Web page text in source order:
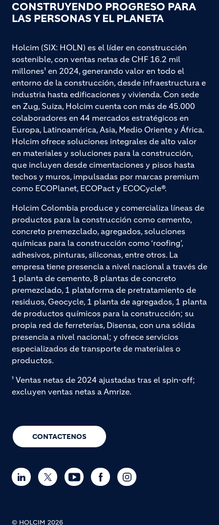
CONSTRUYENDO PROGRESO PARA
LAS PERSONAS Y EL PLANETA
CONTACTENOS
Holcim (SIX: HOLN) es el líder en construcción
sostenible, con ventas netas de CHF 16.2 mil
millones¹ en 2024, generando valor en todo el
entorno de la construcción, desde infraestructura e
industria hasta edificaciones y vivienda. Con sede
en Zug, Suiza, Holcim cuenta con más de 45.000
colaboradores en 44 mercados estratégicos en
Europa, Latinoamérica, Asia, Medio Oriente y África.
Holcim ofrece soluciones integrales de alto valor
en materiales y soluciones para la construcción,
que incluyen desde cimentaciones y pisos hasta
techos y muros, impulsadas por marcas premium
como ECOPlanet, ECOPact y ECOCycle®.
Holcim Colombia produce y comercializa líneas de
productos para la construcción como cemento,
concreto premezclado, agregados, soluciones
químicas para la construcción como ‘roofing’,
adhesivos, pinturas, siliconas, entre otros. La
empresa tiene presencia a nivel nacional a través de
1 planta de cemento, 8 plantas de concreto
premezclado, 1 plataforma de pretratamiento de
residuos, Geocycle, 1 planta de agregados, 1 planta
de productos químicos para la construcción; su
propia red de ferreterías, Disensa, con una sólida
presencia a nivel nacional; y ofrece servicios
especializados de transporte de materiales o
productos.
¹ Ventas netas de 2024 ajustadas tras el spin-off;
excluyen ventas netas a Amrize.
© HOLCIM 2026